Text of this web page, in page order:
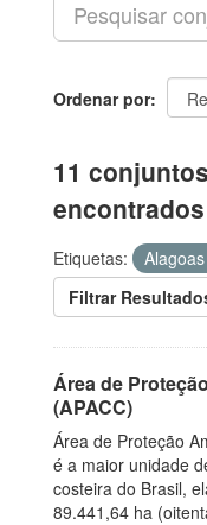
Ordenar por
11
encontrados
Etiquetas:
Alagoas
Filtrar
Área de
(APACC)
Área de Proteção
é a maior unidade
costeira do Brasil,
89.441,64 ha